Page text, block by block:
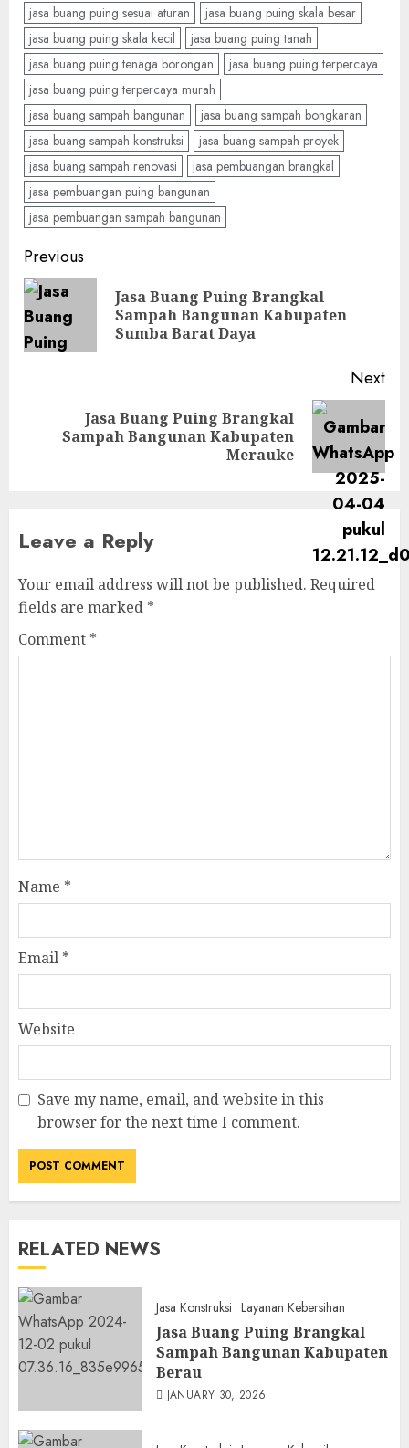
jasa buang puing sesuai aturan
jasa buang puing skala besar
jasa buang puing skala kecil
jasa buang puing tanah
jasa buang puing tenaga borongan
jasa buang puing terpercaya
jasa buang puing terpercaya murah
jasa buang sampah bangunan
jasa buang sampah bongkaran
jasa buang sampah konstruksi
jasa buang sampah proyek
jasa buang sampah renovasi
jasa pembuangan brangkal
jasa pembuangan puing bangunan
jasa pembuangan sampah bangunan
Continue
Reading
Previous
Jasa Buang Puing Brangkal
Sampah Bangunan Kabupaten
Sumba Barat Daya
Next
Jasa Buang Puing Brangkal
Sampah Bangunan Kabupaten
Merauke
Leave a Reply
Your email address will not be published. Required
fields are marked *
Comment *
Name *
Email *
Website
Save my name, email, and website in this
browser for the next time I comment.
RELATED NEWS
Jasa Konstruksi Layanan Kebersihan
Jasa Buang Puing Brangkal
Sampah Bangunan Kabupaten
Berau
JANUARY 30, 2026